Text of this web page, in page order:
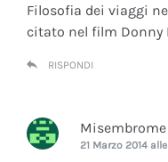
Filosofia dei viaggi
citato nel film Donny
RISPONDI
Misembrome
21 Marzo 2014